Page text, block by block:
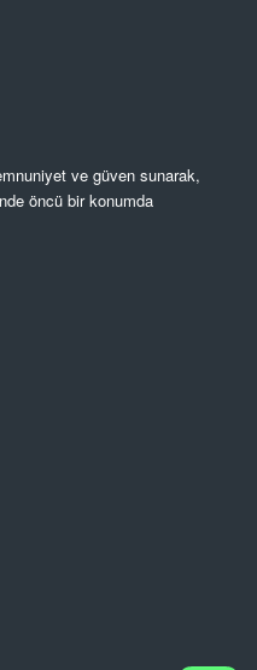
ve güven sunarak,
öncü bir konumda